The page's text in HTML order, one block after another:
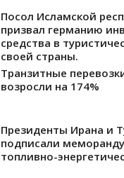
Посол Исламской
призвал германию
средства в
своей страны.
Транзитные
возросли на 174%
Президенты Ирана и
подписали
топливно-